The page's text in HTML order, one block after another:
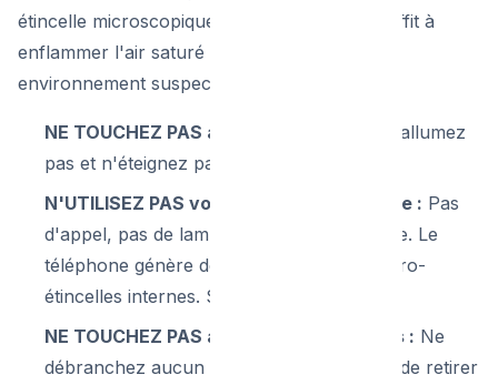
étincelle microscopique invisible à l'œil nu suffit à
enflammer l'air saturé en gaz. Dans un
environnement suspect :
NE TOUCHEZ PAS aux interrupteurs :
N'allumez
pas et n'éteignez pas la lumière.
N'UTILISEZ PAS votre téléphone portable : Pas
d'appel, pas de lampe torche du téléphone. Le
téléphone génère de la chaleur et des micro-
étincelles internes. Sortez pour appeler.
NE TOUCHEZ PAS aux prises électriques : Ne
débranchez aucun appareil (le simple fait de retirer